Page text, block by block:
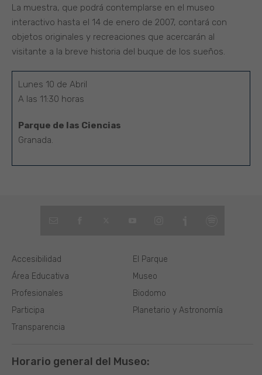
La muestra, que podrá contemplarse en el museo
interactivo hasta el 14 de enero de 2007, contará con
objetos originales y recreaciones que acercarán al
visitante a la breve historia del buque de los sueños.
Lunes 10 de Abril
A las 11:30 horas
Parque de las Ciencias
Granada.
El Parque
Museo
Biodomo
Planetario y Astronomía
Área Educativa
Profesionales
Participa
Transparencia
Accesibilidad
Horario general del Museo: